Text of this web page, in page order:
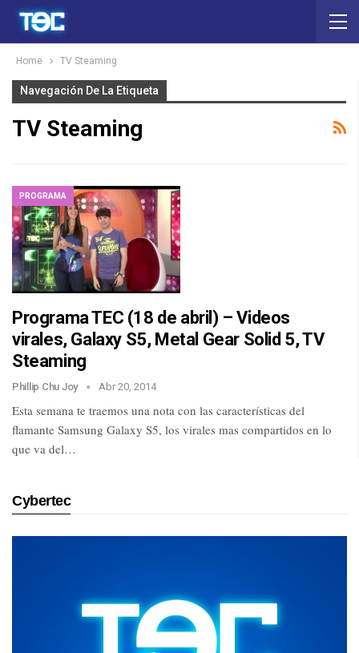
Home TV Steaming
Navegación De La Etiqueta
TV Steaming
PROGRAMA
Programa TEC (18 de abril) – Videos
virales, Galaxy S5, Metal Gear Solid 5, TV
Steaming
Phillip Chu Joy Abr 20, 2014
Esta semana te traemos una nota con las características del
flamante Samsung Galaxy S5, los virales mas compartidos en lo
que va del…
Cybertec